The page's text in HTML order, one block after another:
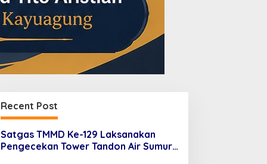
Recent Post
Satgas TMMD Ke-129 Laksanakan
Pengecekan Tower Tandon Air Sumur